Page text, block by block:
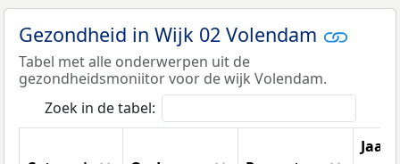
Gezondheid in Wijk 02 Volendam
Tabel met alle onderwerpen uit de
gezondheidsmoniitor voor de wijk Volendam.
Zoek in de tabel:
Jaar